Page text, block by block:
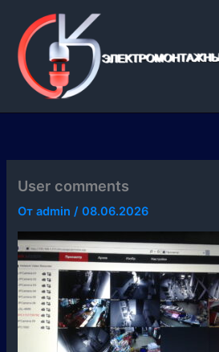
содержимому
User comments
Отadmin/08.06.2026